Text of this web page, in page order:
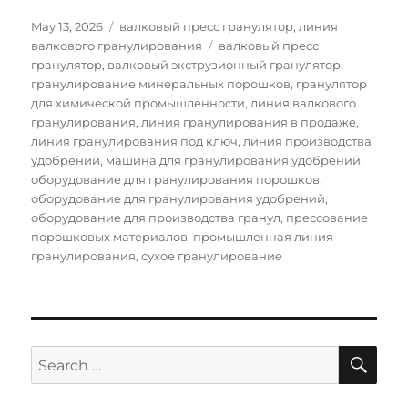
Posted
on
May 13, 2026 Categories
валковый пресс гранулятор, линия
валкового гранулирования
Tags
валковый пресс
гранулятор, валковый экструзионный гранулятор,
гранулирование минеральных порошков, гранулятор
для химической промышленности, линия валкового
гранулирования, линия гранулирования в продаже,
линия гранулирования под ключ, линия производства
удобрений, машина для гранулирования удобрений,
оборудование для гранулирования порошков,
оборудование для гранулирования удобрений,
оборудование для производства гранул, прессование
порошковых материалов, промышленная линия
гранулирования,сухое гранулирование
Search
for: